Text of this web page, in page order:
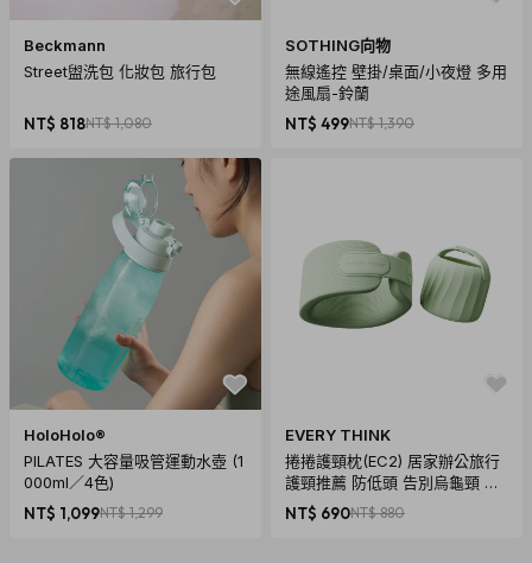
尺寸：外紙盒5.1cm x3.8cm x13.5cm
重量：含紙盒81g
內容物：60ml美國卷心舒緩乳霜
使用說明
孕期每日使用1次
產後初期(開奶期)每日2-3次
哺乳期每日1-2次
斷奶期每日4-6次
其他生理期每日1-2次
Beckmann
Street盥洗包 化妝包 旅行包
NT$ 818NT$ 1,080
SOTHING向物
無線遙控 壁掛/桌面/小夜燈 多用
途風扇-鈴蘭
NT$ 499NT$ 1,390
HoloHolo®
PILATES 大容量吸管運動水壺 (1
000ml／4色)
NT$ 1,099NT$ 1,299
EVERY THINK
捲捲護頸枕(EC2) 居家辦公旅行
護頸推薦 防低頭 告別烏龜頸 頸
椎養護 多色可選
NT$ 690NT$ 880